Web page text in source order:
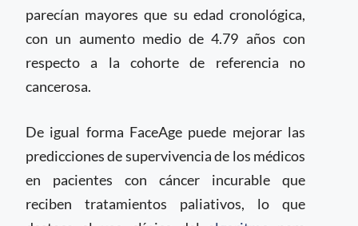
parecían mayores que su edad cronológica,
con un aumento medio de 4.79 años con
respecto a la cohorte de referencia no
cancerosa.
De igual forma FaceAge puede mejorar las
predicciones de supervivencia de los médicos
en pacientes con cáncer incurable que
reciben tratamientos paliativos, lo que